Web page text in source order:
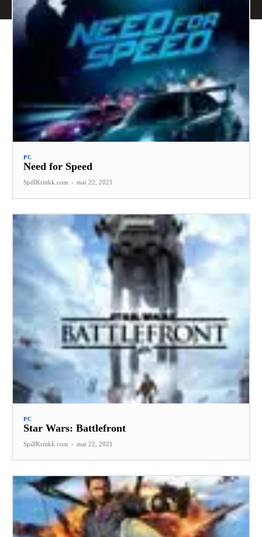
PC
Need for Speed
SpillKritikk.com - mai 22, 2021
PC
Star Wars: Battlefront
SpillKritikk.com - mai 22, 2021